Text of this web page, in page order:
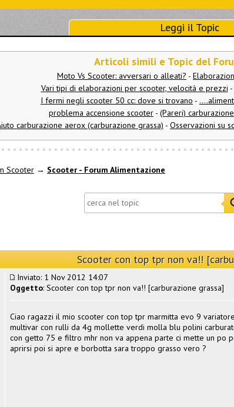
Leggi il Topic
Articoli simili e Topic del
Moto Vs Scooter: avversari o alleati? -
Vari tipi di elaborazioni per scooter, velocità e prezzi -
I fermi negli scooter 50 cc: dove si trovano -
problema accensione scooter - (Pareri)
carburazione aerox (carburazione grassa) - Osservazioni su
Scooter → Scooter - Forum Alimentazione
Scooter con top tpr non va!!
Inviato: 1 Nov 2012 14:07
Oggetto: Scooter con top tpr non va!! [carburazione grassa]
Ciao ragazzi il mio scooter con top tpr marmitta evo 9 variatore
multivar con rulli da 4g mollette verdi molla blu polini
con getto 75 e filtro mhr non va appena parte ci mette un po
aprirsi poi si apre e borbotta sara troppo grasso vero ?